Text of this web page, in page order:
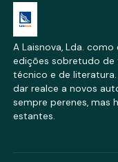
A Laisnova, Lda.
edições sobretudo de
técnico e de
dar realce a novos
sempre perenes, mas
estantes.